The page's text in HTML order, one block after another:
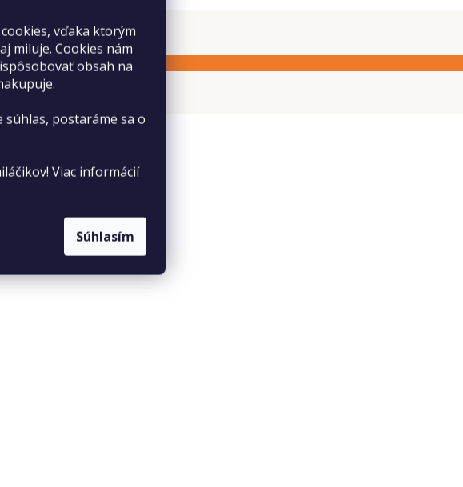
vďaka ktorým
miluje. Cookies nám
obsah na
súhlas, postaráme sa o
Viac informácií
Súhlasím